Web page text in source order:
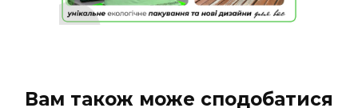
Вам також може сподобатися